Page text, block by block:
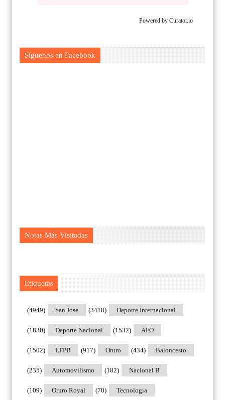
Powered by Curator.io
Síguenos en Facebook
Notas Más Visitadas
Etiquetas
San Jose
(4949) Deporte Internacional
(3418)
Deporte Nacional
(1830) AFO
(1532)
LFPB
(1502) Oruro
(917) Baloncesto
(434)
Automovilismo
(235) Nacional B
(182)
Oruro Royal
(109) Tecnologia
(70)